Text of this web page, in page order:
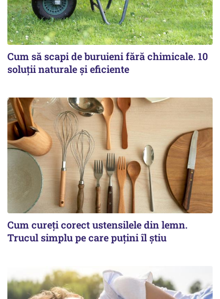
Cum să scapi de buruieni fără chimicale. 10
soluții naturale și eficiente
Cum cureți corect ustensilele din lemn.
Trucul simplu pe care puțini îl știu